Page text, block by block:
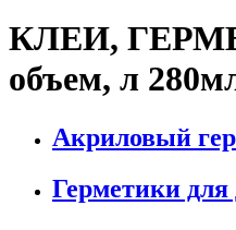
КЛЕИ,
объем, л
Акриловый
Герметики для